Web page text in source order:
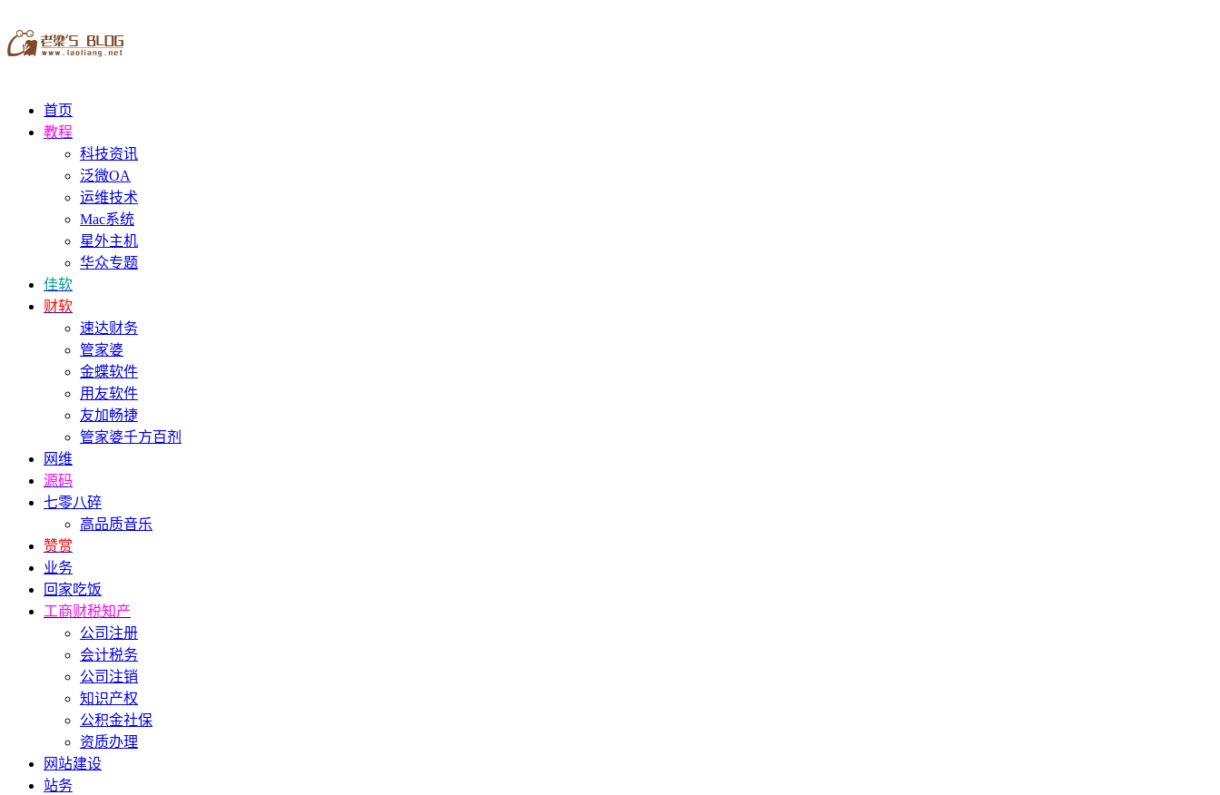
首页
教程
科技资讯
泛微OA
运维技术
Mac系统
星外主机
华众专题
佳软
财软
速达财务
管家婆
金蝶软件
用友软件
友加畅捷
管家婆千方百剂
网维
源码
七零八碎
高品质音乐
赞赏
业务
回家吃饭
工商财税知产
公司注册
会计税务
公司注销
知识产权
公积金社保
资质办理
网站建设
站务